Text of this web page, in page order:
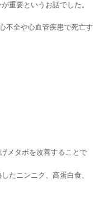
重要というお話でした。
不全や心血管疾患で死亡す
メタボを改善することで
たニンニク、高蛋白食、